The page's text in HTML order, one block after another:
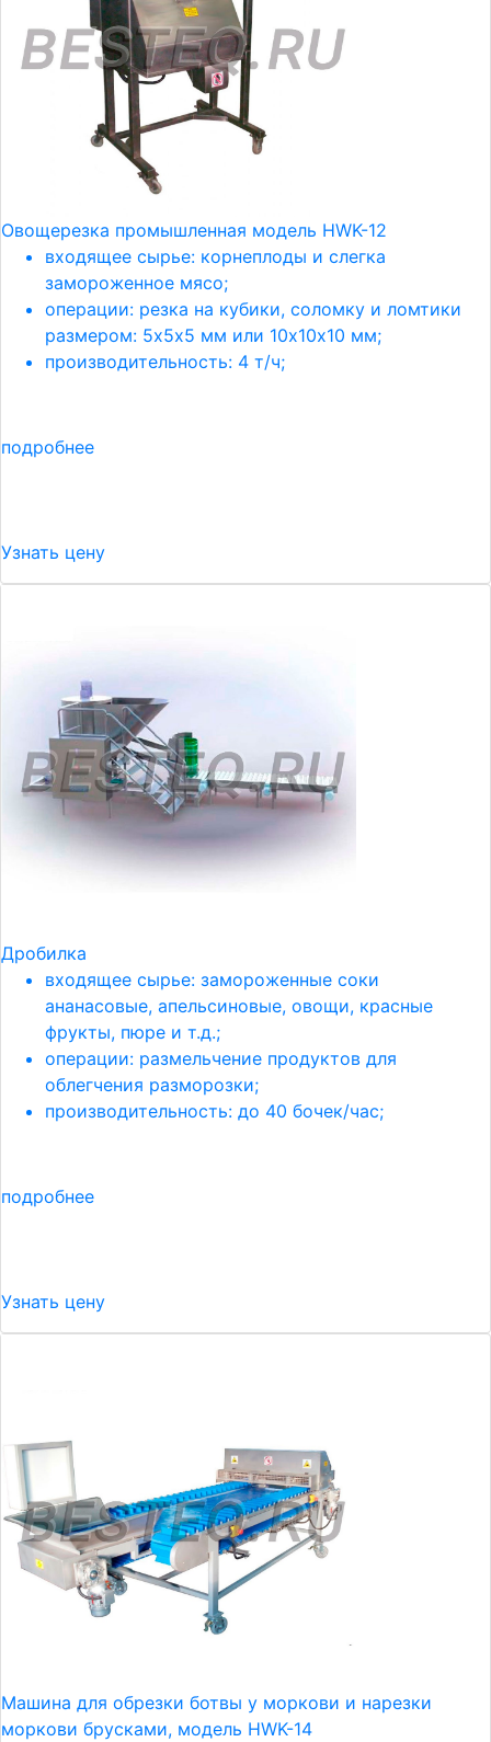
Овощерезка промышленная модель HWK-12
входящее сырье: корнеплоды и слегка
замороженное мясо;
операции: резка на кубики, соломку и ломтики
размером: 5х5х5 мм или 10х10х10 мм;
производительность: 4 т/ч;
подробнее
Узнать цену
Дробилка
входящее сырье: замороженные соки
ананасовые, апельсиновые, овощи, красные
фрукты, пюре и т.д.;
операции: размельчение продуктов для
облегчения разморозки;
производительность: до 40 бочек/час;
подробнее
Узнать цену
Машина для обрезки ботвы у моркови и нарезки
моркови брусками, модель HWK-14